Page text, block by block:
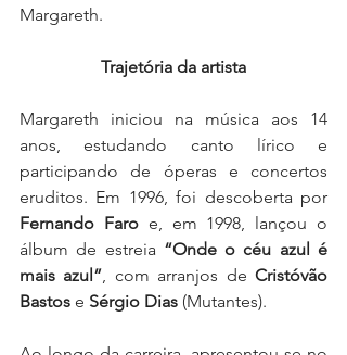
Margareth.
Trajetória da artista
Margareth iniciou na música aos 14
anos, estudando canto lírico e
participando de óperas e concertos
Fernando Faro e, em 1998, lançou o
álbum de estreia “Onde o céu azul é
mais azul”, com arranjos de Cristóvão
Bastos e Sérgio Dias (Mutantes).